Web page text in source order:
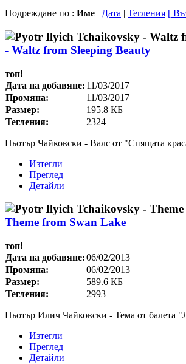
Подреждане по : Име | Дата | Тегления [
- Waltz from Sleeping Beauty
топ!
Дата на добавяне: 11/03/2017
Промяна:
11/03/2017
Размер:
195.8 КБ
Тегления:
2324
Пьотър Чайковски - Валс от "Спящата
Изтегли
Преглед
Детайли
Theme from Swan Lake
топ!
Дата на добавяне:06/02/2013
Промяна:
06/02/2013
Размер:
589.6 КБ
Тегления:
2993
Пьотър Илич Чайковски - Тема от балета
Изтегли
Преглед
Детайли